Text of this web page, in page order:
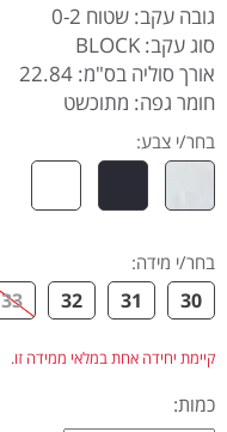
גובה עקב: שטוח 0-2
סוג עקב: BLOCK
אורך סוליה בס"מ: 22.84
חומר גפה: מתוכשט
בחר/י צבע:
בחר/י מידה:
30
31
32
33
קיימת יחידה אחת במלאי ממידה זו.
כמות: